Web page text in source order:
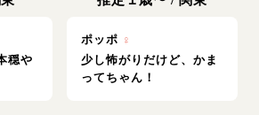
穏や
ポッポ ♀
少し怖がりだけど、かま
ってちゃん！